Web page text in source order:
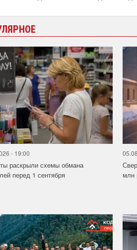
- 19:00
раскрыли схемы обмана
перед 1 сентября
млн